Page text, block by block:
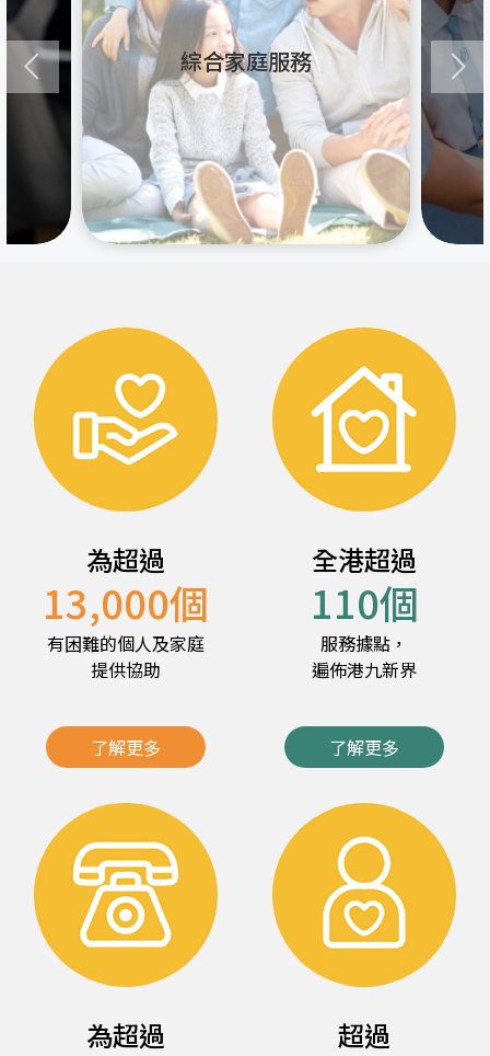
綜合家庭服務
為超過
13,000個
有困難的個人及家庭
提供協助
了解更多
全港超過
110個
服務據點，
遍佈港九新界
了解更多
為超過 超過